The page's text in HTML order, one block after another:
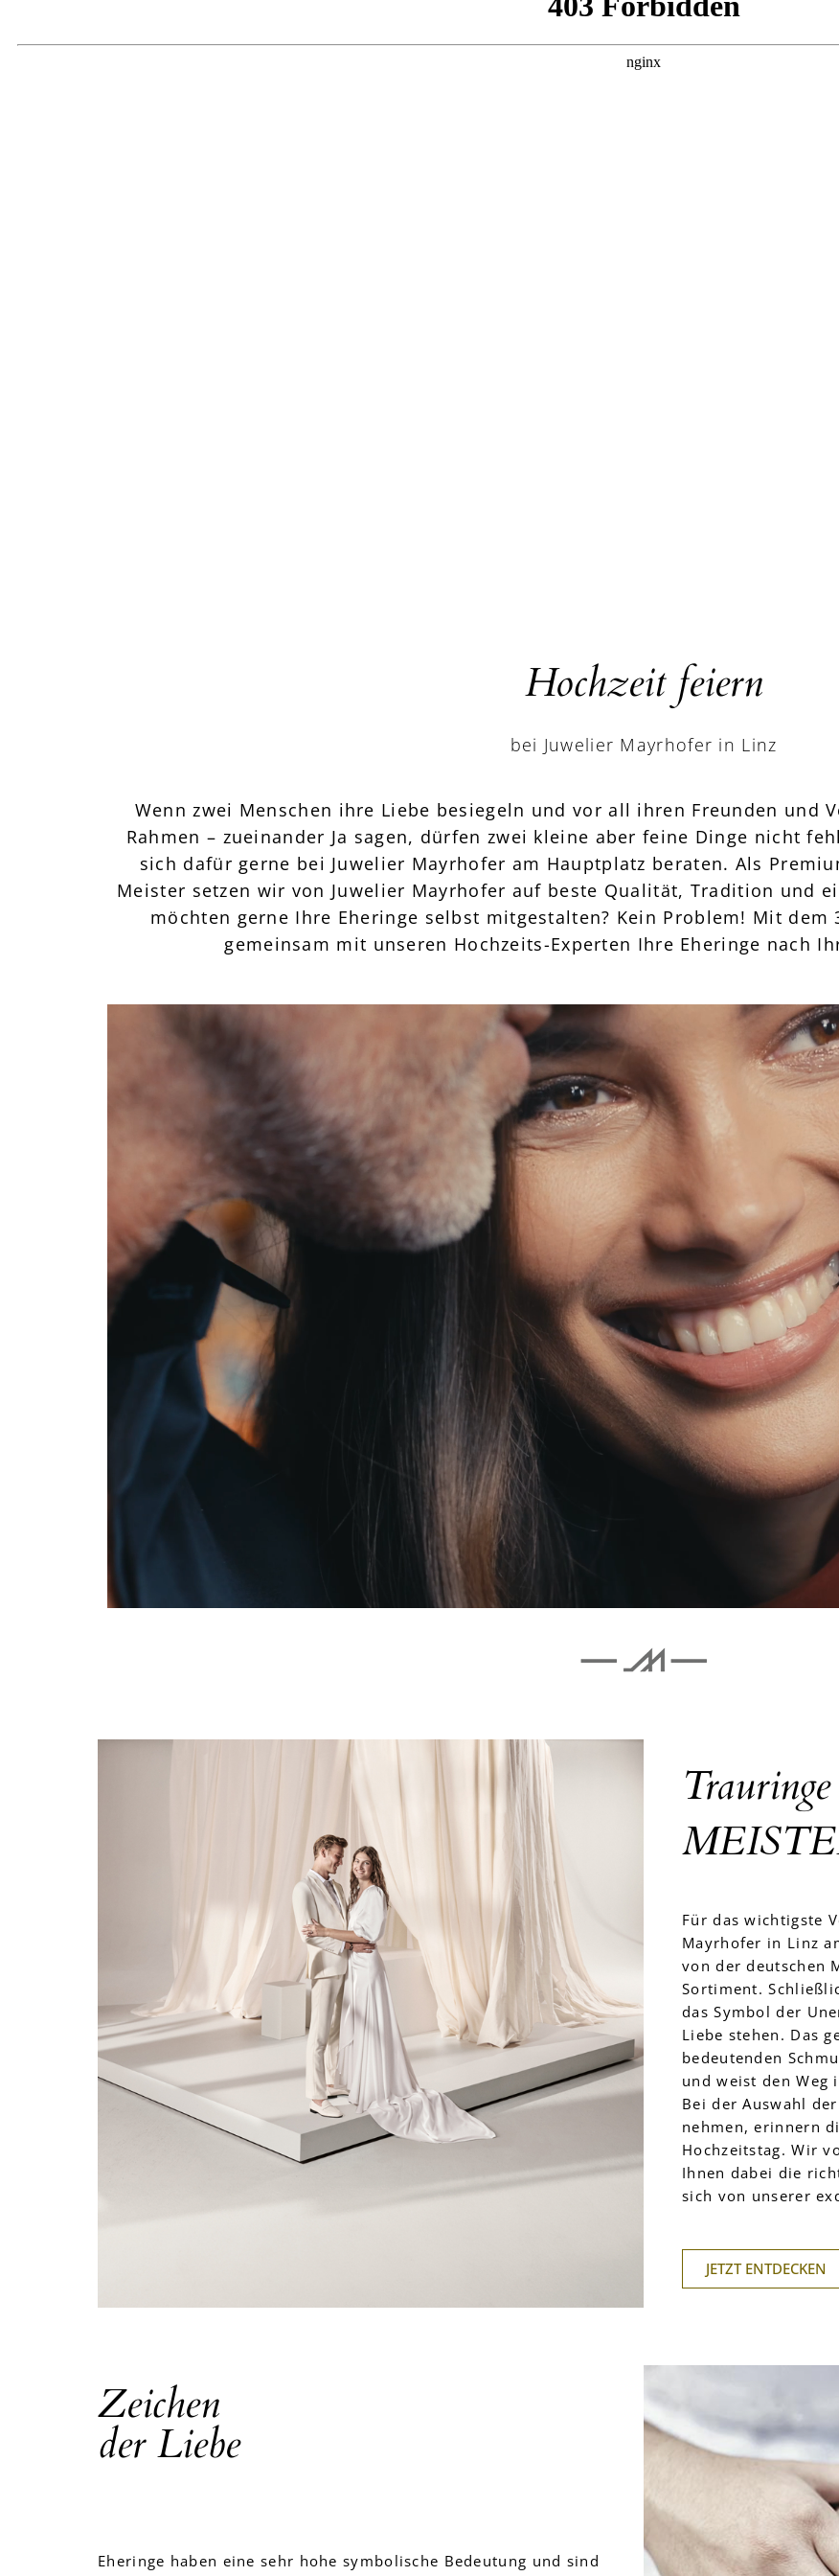
Hochzeit feiern
bei Juwelier Mayrhofer in Linz
Wenn zwei Menschen ihre Liebe besiegeln und vor all ihren Freunden und
Rahmen – zueinander Ja sagen, dürfen zwei kleine aber feine Dinge nicht
sich dafür gerne bei Juwelier Mayrhofer am Hauptplatz beraten. Als
Meister setzen wir von Juwelier Mayrhofer auf beste Qualität, Tradition und
möchten gerne Ihre Eheringe selbst mitgestalten? Kein Problem! Mit dem
gemeinsam mit unseren Hochzeits-Experten Ihre Eheringe nach
Für das wichtigste
Mayrhofer in Linz
von der deutschen
Sortiment.
das Symbol der
Liebe stehen. Das
bedeutenden
und weist den Weg
Bei der Auswahl
nehmen, erinnern
Hochzeitstag. Wir
Ihnen dabei die
sich von unserer
JETZT ENTDECKEN
Zeichen
der Liebe
Eheringe haben eine sehr hohe symbolische Bedeutung und sind